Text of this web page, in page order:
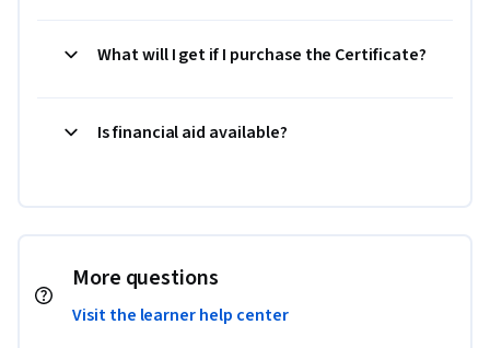
What will I get if I purchase the Certificate?
Is financial aid available?
More questions
Visit the learner help center